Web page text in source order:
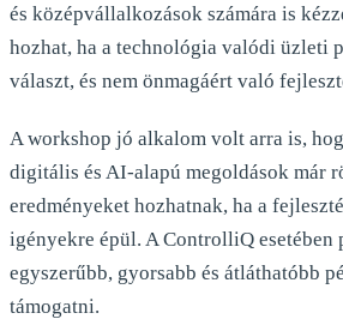
és középvállalkozások számára is
hozhat, ha a technológia valódi üzleti
választ, és nem önmagáért való
A workshop jó alkalom volt arra is,
digitális és AI-alapú megoldások már
eredményeket hozhatnak, ha a
igényekre épül. A ControlliQ esetében
egyszerűbb, gyorsabb és átláthatóbb
támogatni.